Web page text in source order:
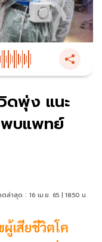
ดพุ่ง แนะ
บแพทย์
ตล่าสุด : 16 เม.ย. 65 | 18:50 น.
เสียชีวิตโค